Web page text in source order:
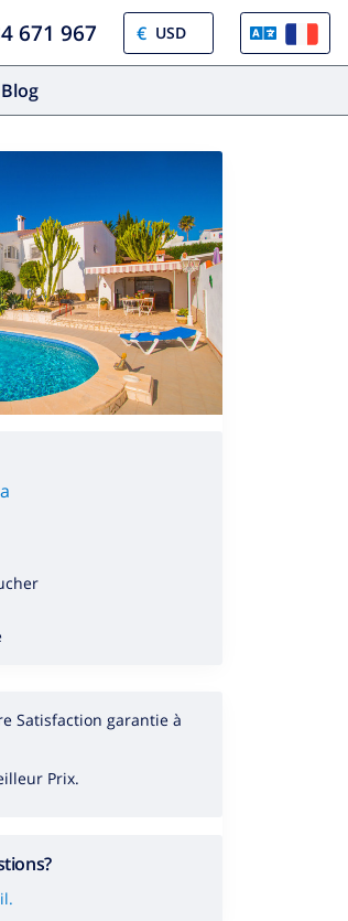
671 967 €
Blog
Satisfaction garantie à
Prix.